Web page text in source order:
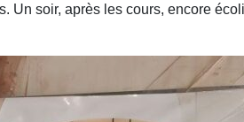
Un soir, après les cours, encore